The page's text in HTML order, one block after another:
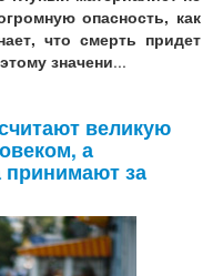
опасность, как
что смерть придет
значени...
великую
а
принимают за